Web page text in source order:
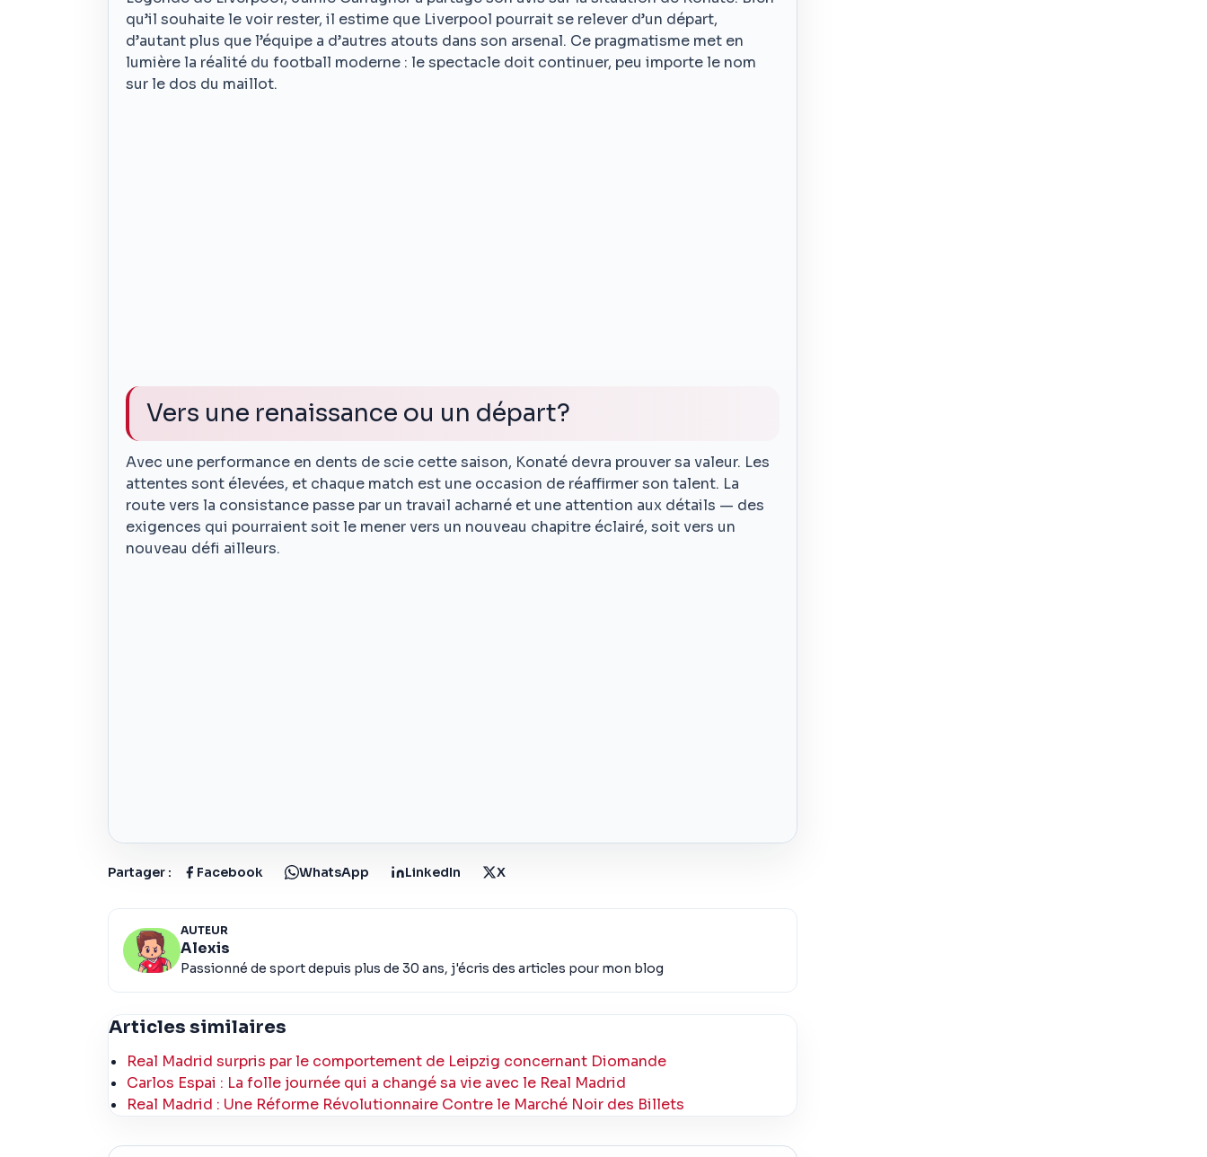
qu’il souhaite le voir rester, il estime que Liverpool pourrait se relever d’un départ,
d’autant plus que l’équipe a d’autres atouts dans son arsenal. Ce pragmatisme met en
lumière la réalité du football moderne : le spectacle doit continuer, peu importe le nom
sur le dos du maillot.
Vers une renaissance ou un départ?
Avec une performance en dents de scie cette saison, Konaté devra prouver sa valeur. Les
attentes sont élevées, et chaque match est une occasion de réaffirmer son talent. La
route vers la consistance passe par un travail acharné et une attention aux détails — des
exigences qui pourraient soit le mener vers un nouveau chapitre éclairé, soit vers un
nouveau défi ailleurs.
Partager : Facebook WhatsApp LinkedIn X
AUTEUR
Alexis
Passionné de sport depuis plus de 30 ans, j'écris des articles pour mon blog
Articles similaires
Real Madrid surpris par le comportement de Leipzig concernant Diomande
Carlos Espai : La folle journée qui a changé sa vie avec le Real Madrid
Real Madrid : Une Réforme Révolutionnaire Contre le Marché Noir des Billets